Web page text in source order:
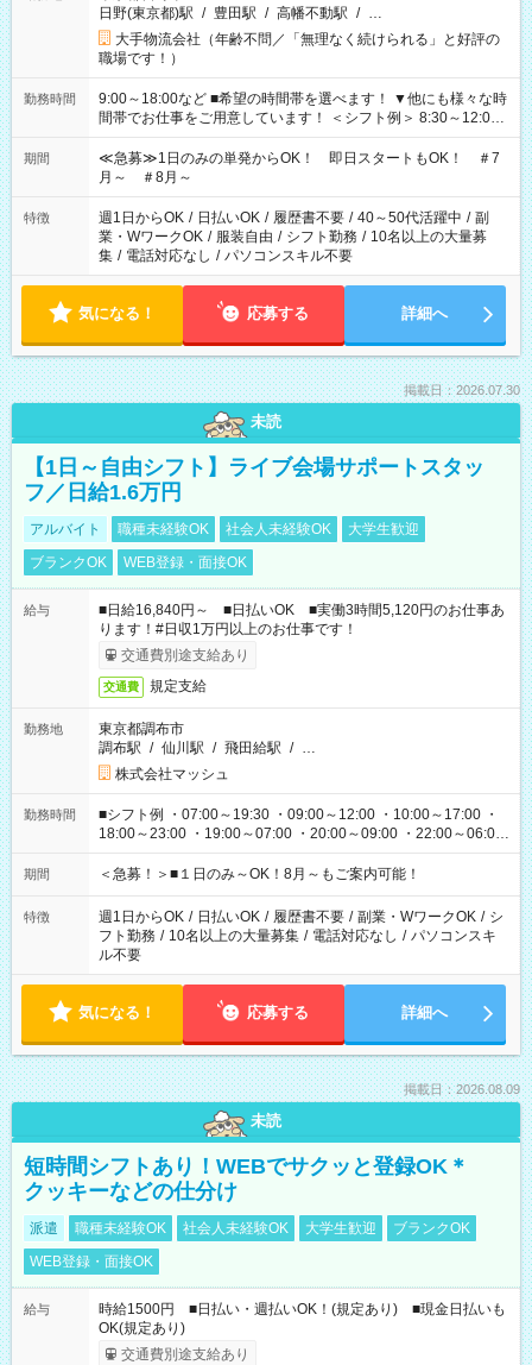
日野(東京都)駅 / 豊田駅 / 高幡不動駅 / …
大手物流会社（年齢不問／「無理なく続けられる」と好評の
職場です！）
勤務時間
9:00～18:00など ■希望の時間帯を選べます！ ▼他にも様々な時
間帯でお仕事をご用意しています！ ＜シフト例＞ 8:30～12:00
17:00～22:00 13:00～22:00 22:00～翌6:00 など
期間
≪急募≫1日のみの単発からOK！ 即日スタートもOK！ ＃7
月～ ＃8月～
特徴 週1日からOK / 日払いOK / 履歴書不要 / 40～50代活躍中 / 副
業・WワークOK / 服装自由 / シフト勤務 / 10名以上の大量募
集 / 電話対応なし / パソコンスキル不要
気になる！ 応募する 詳細へ
掲載日：2026.07.30
未読
【1日～自由シフト】ライブ会場サポートスタッ
フ／日給1.6万円
アルバイト 職種未経験OK 社会人未経験OK
大学生歓迎
ブランクOK
WEB登録・面接OK
給与
■日給16,840円～ ■日払いOK ■実働3時間5,120円のお仕事あ
ります！#日収1万円以上のお仕事です！
交通費別途支給あり
交通費 規定支給
勤務地
東京都調布市
調布駅 / 仙川駅 / 飛田給駅 / …
株式会社マッシュ
勤務時間
■シフト例 ・07:00～19:30 ・09:00～12:00 ・10:00～17:00 ・
18:00～23:00 ・19:00～07:00 ・20:00～09:00 ・22:00～06:00
etc ★最短で3時間で5,120円のお仕事から 15時間で2万円近く稼
げるお仕事も！ ご希望のお時間に合わせてご紹介！ ※シフトは
ください！
期間 ＜急募！＞■１日のみ～OK！8月～もご案内可能！
特徴 週1日からOK / 日払いOK / 履歴書不要 / 副業・WワークOK / シ
フト勤務 / 10名以上の大量募集 / 電話対応なし / パソコンスキ
ル不要
気になる！ 応募する 詳細へ
掲載日：2026.08.09
未読
短時間シフトあり！WEBでサクッと登録OK＊
クッキーなどの仕分け
派遣 職種未経験OK 社会人未経験OK 大学生歓迎
ブランクOK
WEB登録・面接OK
給与
時給1500円 ■日払い・週払いOK！(規定あり) ■現金日払いも
OK(規定あり)
交通費別途支給あり